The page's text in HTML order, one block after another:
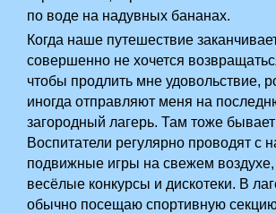
по воде на надувных бананах.
Когда наше путешествие
совершенно не хочется
чтобы продлить мне удовольствие,
иногда отправляют меня на
загородный лагерь. Там тоже
Воспитатели регулярно проводят с
подвижные игры на свежем воздухе,
весёлые конкурсы и дискотеки. В
обычно посещаю спортивную